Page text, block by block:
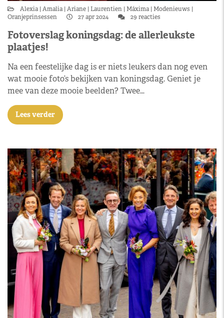
Alexia Amalia Ariane Laurentien Máxima Modenieuws
Oranjeprinsessen
27 apr 2024 29 reacties
Fotoverslag koningsdag: de allerleukste
plaatjes!
Na een feestelijke dag is er niets leukers dan nog even
wat mooie foto’s bekijken van koningsdag. Geniet je
mee van deze mooie beelden? Twee…
Lees verder